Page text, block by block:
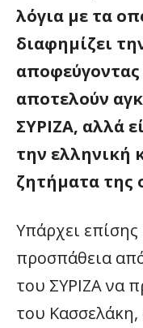
λόγια με τα
διαφημίζει
αποτελούν
ΣΥΡΙΖΑ, αλλά
την ελληνική
ζητήματα της
Υπάρχει
προσπάθεια
του ΣΥΡΙΖΑ να
του